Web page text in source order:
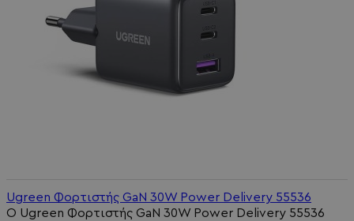
Ugreen Φορτιστής GaN 30W Power Delivery 55536
Ο Ugreen Φορτιστής GaN 30W Power Delivery 55536